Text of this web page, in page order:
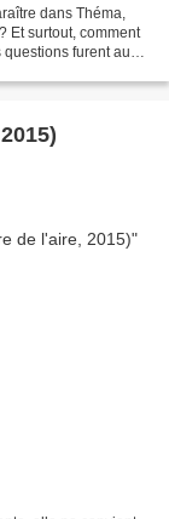
dans Théma,
Et surtout, comment
furent au